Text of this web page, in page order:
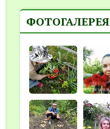
ФОТОГАЛЕРЕЯ